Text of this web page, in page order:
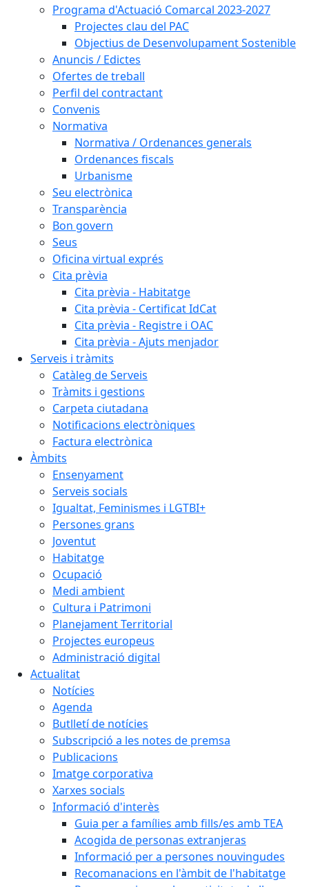
Programa d'Actuació Comarcal 2023-2027
Projectes clau del PAC
Objectius de Desenvolupament Sostenible
Anuncis / Edictes
Ofertes de treball
Perfil del contractant
Convenis
Normativa
Normativa / Ordenances generals
Ordenances fiscals
Urbanisme
Seu electrònica
Transparència
Bon govern
Seus
Oficina virtual exprés
Cita prèvia
Cita prèvia - Habitatge
Cita prèvia - Certificat IdCat
Cita prèvia - Registre i OAC
Cita prèvia - Ajuts menjador
Serveis i tràmits
Catàleg de Serveis
Tràmits i gestions
Carpeta ciutadana
Notificacions electròniques
Factura electrònica
Àmbits
Ensenyament
Serveis socials
Igualtat, Feminismes i LGTBI+
Persones grans
Joventut
Habitatge
Ocupació
Medi ambient
Cultura i Patrimoni
Planejament Territorial
Projectes europeus
Administració digital
Actualitat
Notícies
Agenda
Butlletí de notícies
Subscripció a les notes de premsa
Publicacions
Imatge corporativa
Xarxes socials
Informació d'interès
Guia per a famílies amb fills/es amb TEA
Acogida de personas extranjeras
Informació per a persones nouvingudes
Recomanacions en l'àmbit de l'habitatge